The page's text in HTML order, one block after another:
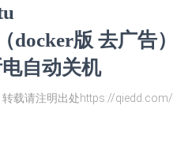
docker版 去广告）
自动关机
转载请注明出处https://qiedd.com/